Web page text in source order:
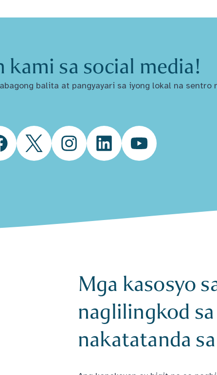
kami sa social media!
balita at pangyayari sa iyong lokal na sentro
Twitter InstagramLinkedIn YouTube
Mga kasosyo
naglilingkod
nakatatanda